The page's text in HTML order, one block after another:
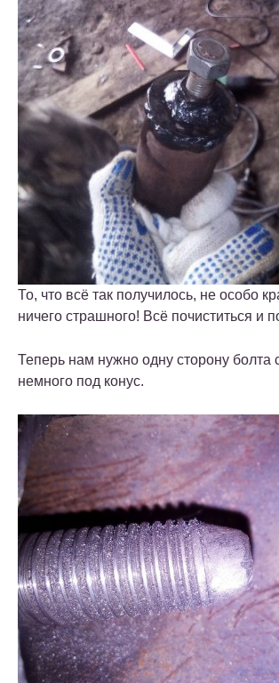
То, что всё так получилось, не особо
ничего страшного! Всё почиститься и
Теперь нам нужно одну сторону болта
немного под конус.